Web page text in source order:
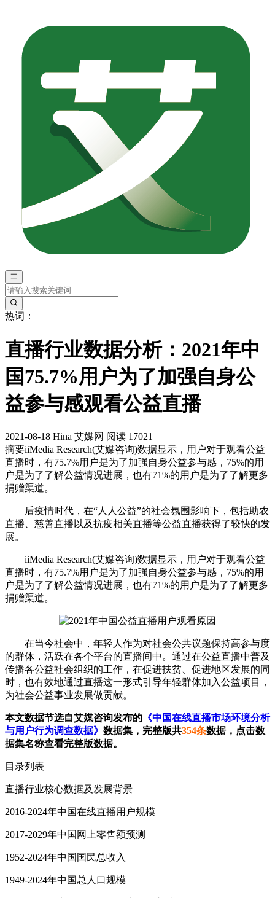
热词：
直播行业数据分析：2021年中
国75.7%用户为了加强自身公
益参与感观看公益直播
2021-08-18 Hina 艾媒网 阅读 17021
摘要iiMedia Research(艾媒咨询)数据显示，用户对于观看公益
直播时，有75.7%用户是为了加强自身公益参与感，75%的用
户是为了了解公益情况进展，也有71%的用户是为了了解更多
捐赠渠道。
后疫情时代，在“人人公益”的社会氛围影响下，包括助农
直播、慈善直播以及抗疫相关直播等公益直播获得了较快的发
展。
iiMedia Research(艾媒咨询)数据显示，用户对于观看公益
直播时，有75.7%用户是为了加强自身公益参与感，75%的用
户是为了了解公益情况进展，也有71%的用户是为了了解更多
捐赠渠道。
在当今社会中，年轻人作为对社会公共议题保持高参与度
的群体，活跃在各个平台的直播间中。通过在公益直播中普及
传播各公益社会组织的工作，在促进扶贫、促进地区发展的同
时，也有效地通过直播这一形式引导年轻群体加入公益项目，
为社会公益事业发展做贡献。
本文数据节选自艾媒咨询发布的 《中国在线直播市场环境分析
与用户行为调查数据》 数据集，完整版共354条数据，点击数
据集名称查看完整版数据。
目录列表
直播行业核心数据及发展背景
2016-2024年中国在线直播用户规模
2017-2029年中国网上零售额预测
1952-2024年中国国民总收入
1949-2024年中国总人口规模